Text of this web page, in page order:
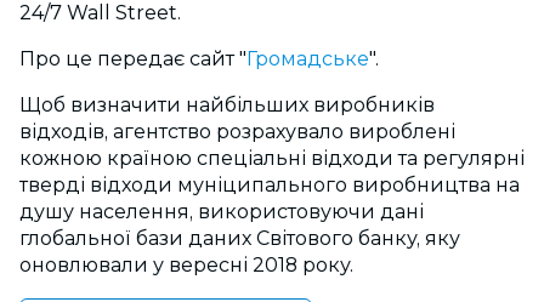
24/7 Wall Street.
Про це передає сайт " Громадське".
Щоб визначити найбільших виробників
відходів, агентство розрахувало вироблені
кожною країною спеціальні відходи та регулярні
тверді відходи муніципального виробництва на
душу населення, використовуючи дані
глобальної бази даних Світового банку, яку
оновлювали у вересні 2018 року.